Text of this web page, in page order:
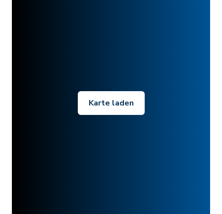
Karte laden